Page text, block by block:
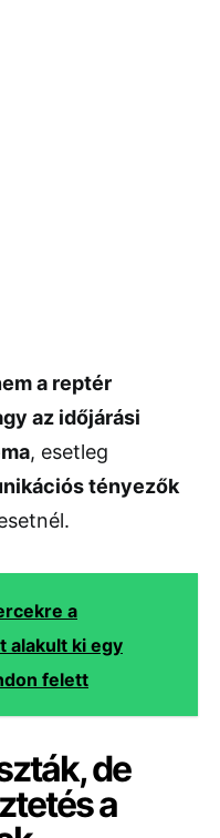
a reptér
az időjárási
, esetleg
tényezők
a
alakult ki egy
felett
de
a